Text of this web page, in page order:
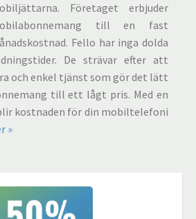
Företaget erbjuder
till en fast
Fello har inga dolda
De strävar efter att
och enkel tjänst som gör det lätt
till ett lågt pris. Med en
kostnaden för din mobiltelefoni
»